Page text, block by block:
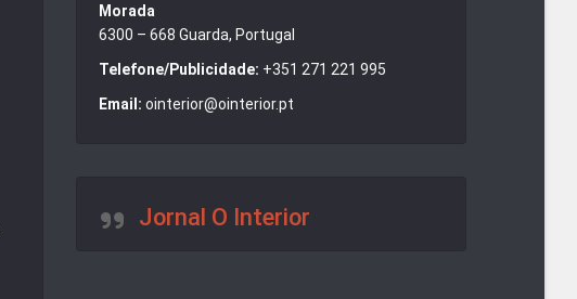
Morada
6300 – 668 Guarda, Portugal
Telefone/Publicidade: +351 271 221 995
Email: ointerior@ointerior.pt
Jornal O Interior